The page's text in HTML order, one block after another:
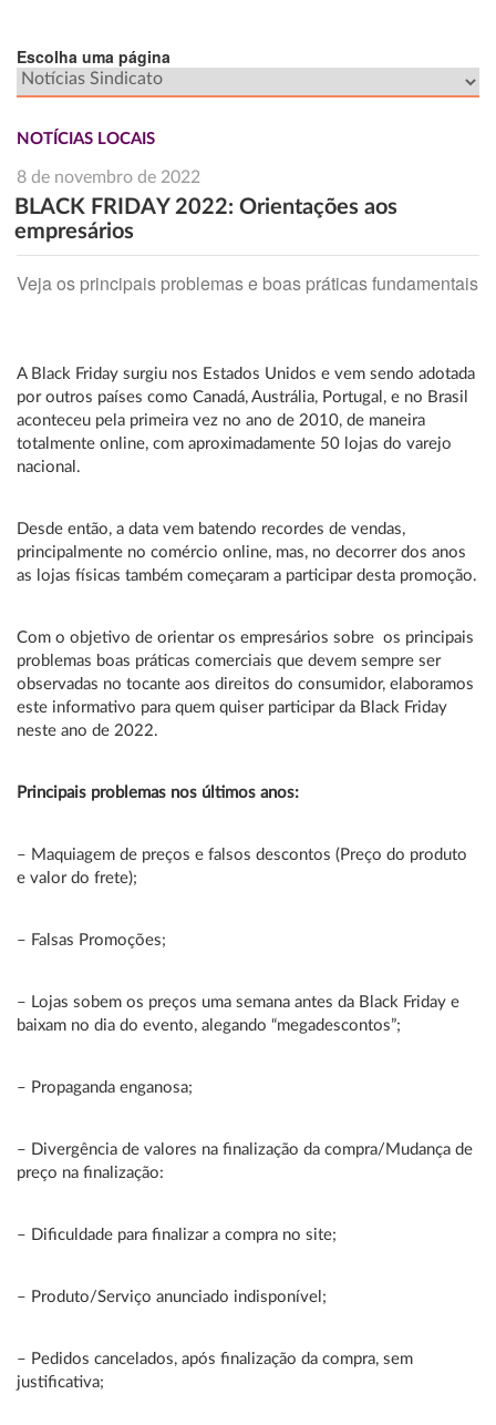
Escolha uma página
NOTÍCIAS LOCAIS
8 de novembro de 2022
BLACK FRIDAY 2022: Orientações aos
empresários
Veja os principais problemas e boas práticas fundamentais
A Black Friday surgiu nos Estados Unidos e vem sendo adotada
por outros países como Canadá, Austrália, Portugal, e no Brasil
aconteceu pela primeira vez no ano de 2010, de maneira
totalmente online, com aproximadamente 50 lojas do varejo
nacional.
Desde então, a data vem batendo recordes de vendas,
principalmente no comércio online, mas, no decorrer dos anos
as lojas físicas também começaram a participar desta promoção.
Com o objetivo de orientar os empresários sobre os principais
problemas boas práticas comerciais que devem sempre ser
observadas no tocante aos direitos do consumidor, elaboramos
este informativo para quem quiser participar da Black Friday
neste ano de 2022.
Principais problemas nos últimos anos:
– Maquiagem de preços e falsos descontos (Preço do produto
e valor do frete);
– Falsas Promoções;
– Lojas sobem os preços uma semana antes da Black Friday e
baixam no dia do evento, alegando “megadescontos”;
– Propaganda enganosa;
– Divergência de valores na finalização da compra/Mudança de
preço na finalização:
– Dificuldade para finalizar a compra no site;
– Produto/Serviço anunciado indisponível;
– Pedidos cancelados, após finalização da compra, sem
justificativa;